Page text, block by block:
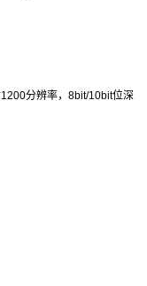
分辨率，8bit/10bit位深